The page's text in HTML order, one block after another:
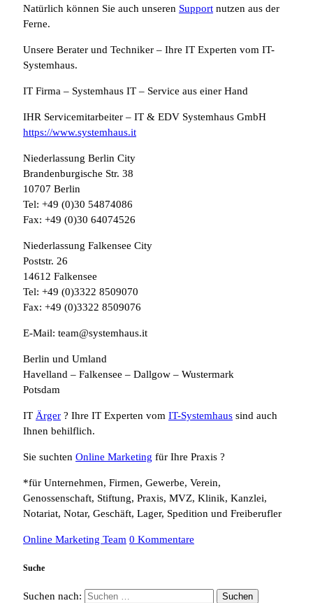
Natürlich können Sie auch unseren Support nutzen aus der
Ferne.
Unsere Berater und Techniker – Ihre IT Experten vom IT-
Systemhaus.
IT Firma – Systemhaus IT – Service aus einer Hand
IHR Servicemitarbeiter – IT & EDV Systemhaus GmbH
https://www.systemhaus.it
Niederlassung Berlin City
Brandenburgische Str. 38
10707 Berlin
Tel: +49 (0)30 54874086
Fax: +49 (0)30 64074526
Niederlassung Falkensee City
Poststr. 26
14612 Falkensee
Tel: +49 (0)3322 8509070
Fax: +49 (0)3322 8509076
E-Mail: team@systemhaus.it
Berlin und Umland
Havelland – Falkensee – Dallgow – Wustermark
Potsdam
IT Ärger ? Ihre IT Experten vom IT-Systemhaus sind auch
Ihnen behilflich.
Sie suchten Online Marketing für Ihre Praxis ?
*für Unternehmen, Firmen, Gewerbe, Verein,
Genossenschaft, Stiftung, Praxis, MVZ, Klinik, Kanzlei,
Notariat, Notar, Geschäft, Lager, Spedition und Freiberufler
Online Marketing Team 0 Kommentare
Suche
Suchen nach: